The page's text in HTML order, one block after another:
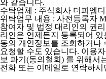
와 같습니다.
수탁업체 : 주식회사 더피엠
위탁업무 내용 : 사전등록자
참여자 및 법정 대리인의 권
리인은 언제든지 등록되어
동의 개인정보를 조회하거나
요청할 수도 있습니다. 이용
보 파기(동의철회) 를 위해서
전화 또는 이메일로 연락하